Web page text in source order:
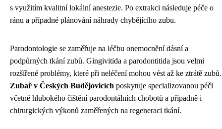
s využitím kvalitní lokální anestezie. Po extrakci následuje péče o
ránu a případné plánování náhrady chybějícího zubu.
Parodontologie se zaměřuje na léčbu onemocnění dásní a
podpůrných tkání zubů. Gingivitida a parodontitida jsou velmi
rozšířené problémy, které při neléčení mohou vést až ke ztrátě zubů.
Zubař v Českých Budějovicích poskytuje specializovanou péči
včetně hlubokého čištění parodontálních chobotů a případně i
chirurgických výkonů zaměřených na regeneraci tkání.